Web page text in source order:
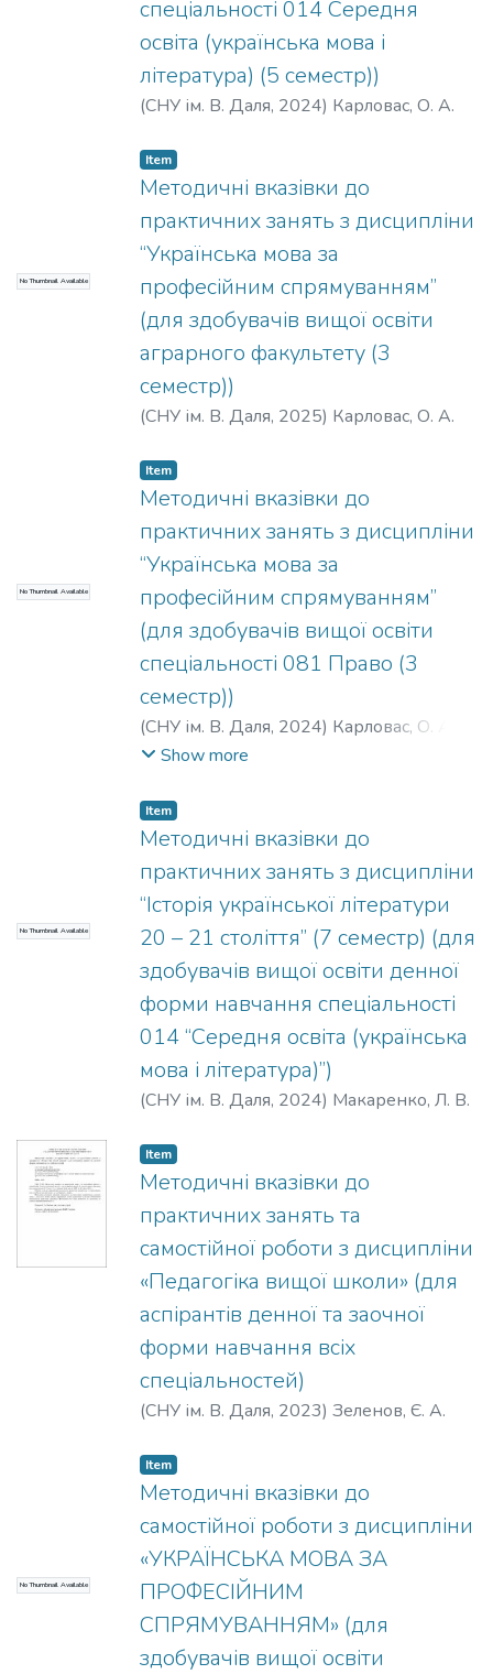
спеціальності 014 Середня
освіта (українська мова і
література) (5 семестр))
(СНУ ім. В. Даля, 2024) Карловас, О. А.
No Thumbnail Available
Item
Методичні вказівки до
практичних занять з дисципліни
“Українська мова за
професійним спрямуванням”
(для здобувачів вищої освіти
аграрного факультету (3
семестр))
(СНУ ім. В. Даля, 2025) Карловас, О. А.
No Thumbnail Available
Item
Методичні вказівки до
практичних занять з дисципліни
“Українська мова за
професійним спрямуванням”
(для здобувачів вищої освіти
спеціальності 081 Право (3
семестр))
(СНУ ім. В. Даля, 2024) Карловас, О. А.
Пустоварова, О. О.
Show more
No Thumbnail Available
Item
Методичні вказівки до
практичних занять з дисципліни
“Історія української літератури
20 – 21 століття” (7 семестр) (для
здобувачів вищої освіти денної
форми навчання спеціальності
014 “Середня освіта (українська
мова і література)”)
(СНУ ім. В. Даля, 2024) Макаренко, Л. В.
Item
Методичні вказівки до
практичних занять та
самостійної роботи з дисципліни
«Педагогіка вищої школи» (для
аспірантів денної та заочної
форми навчання всіх
спеціальностей)
(СНУ ім. В. Даля, 2023) Зеленов, Є. А.
No Thumbnail Available
Item
Методичні вказівки до
самостійної роботи з дисципліни
«УКРАЇНСЬКА МОВА ЗА
ПРОФЕСІЙНИМ
СПРЯМУВАННЯМ» (для
здобувачів вищої освіти